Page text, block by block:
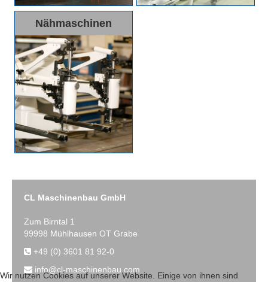
Nähmaschinen
CL Maschinenbau GmbH
Zum Birntal 1
99998 Mühlhausen OT Grabe
+49 (0) 3601 81 92-0
info@cl-maschinenbau.com
Wir nutzen Cookies auf unserer Website. Einige von ihnen sind